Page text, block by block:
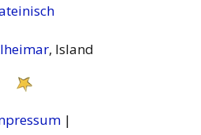
, Island
|